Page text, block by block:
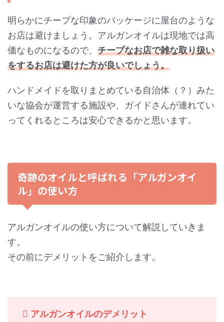
明らかにチープな印象のパッケージに屋台のような
お店は避けましょう。アルガンオイルは現地では高
価なものになるので、 チープなお店で雑な取り扱い
をするお店は避けた方が良いでしょう。
ハンドメイドを取りまとめている自治体（？）みた
いな協会が運営する施設や、ガイドさんが連れてい
ってくれるところは安心できるかと思います。
奇跡のオイルと呼ばれる「アルガンオイ
ル」の使い方
アルガンオイルの使い方について解説していきま
す。
その前にデメリットをご紹介します。
アルガンオイルのデメリット